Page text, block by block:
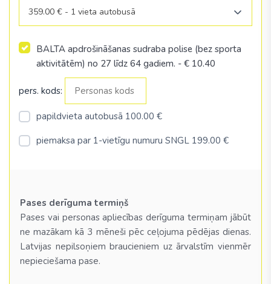
359.00 € - 1 vieta autobusā
BALTA apdrošināšanas sudraba polise (bez sporta
aktivitātēm) no 27 līdz 64 gadiem. - € 10.40
pers. kods:
papildvieta autobusā 100.00 €
piemaksa par 1-vietīgu numuru SNGL 199.00 €
Pases derīguma termiņš
Pases vai personas apliecības derīguma termiņam jābūt
ne mazākam kā 3 mēneši pēc ceļojuma pēdējas dienas.
Latvijas nepilsoņiem braucieniem uz ārvalstīm vienmēr
nepieciešama pase.